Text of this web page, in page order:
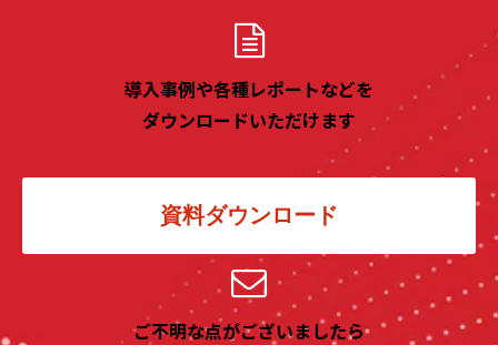
導入事例や各種レポートなどを
ダウンロードいただけます
資料ダウンロード
ご不明な点がございましたら